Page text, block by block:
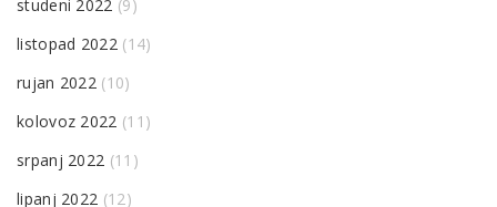
studeni 2022 (9)
listopad 2022 (14)
rujan 2022 (10)
kolovoz 2022 (11)
srpanj 2022 (11)
lipanj 2022 (12)